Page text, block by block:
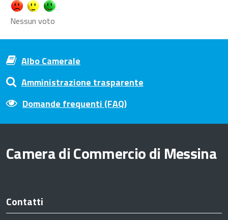
Nessun voto
Albo Camerale
Amministrazione trasparente
Domande frequenti (FAQ)
Camera di Commercio di Messina
Contatti